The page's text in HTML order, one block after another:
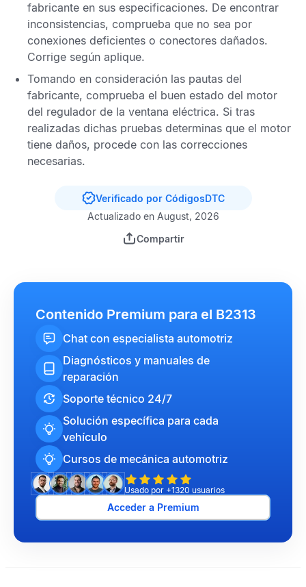
fabricante en sus especificaciones. De encontrar
inconsistencias, comprueba que no sea por
conexiones deficientes o conectores dañados.
Corrige según aplique.
Tomando en consideración las pautas del
fabricante, comprueba el buen estado del motor
del regulador de la ventana eléctrica. Si tras
realizadas dichas pruebas determinas que el motor
tiene daños, procede con las correcciones
necesarias.
Verificado por CódigosDTC
Actualizado en August, 2026
Compartir
Contenido Premium para el B2313
Chat con especialista automotriz
Diagnósticos y manuales de
reparación
Soporte técnico 24/7
Solución específica para cada
vehículo
Cursos de mecánica automotriz
Usado por +1320 usuarios
Acceder a Premium